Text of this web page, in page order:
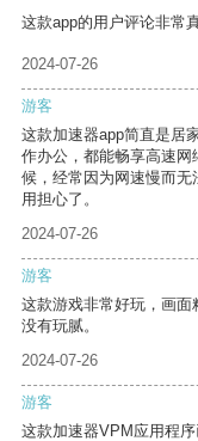
这款app的用户评论非常
2024-07-26
游客
这款加速器app简直是居
作办公，都能畅享高速
候，经常因为网速慢而无
用担心了。
2024-07-26
游客
这款游戏非常好玩，画
没有玩腻。
2024-07-26
游客
这款加速器VPM应用程